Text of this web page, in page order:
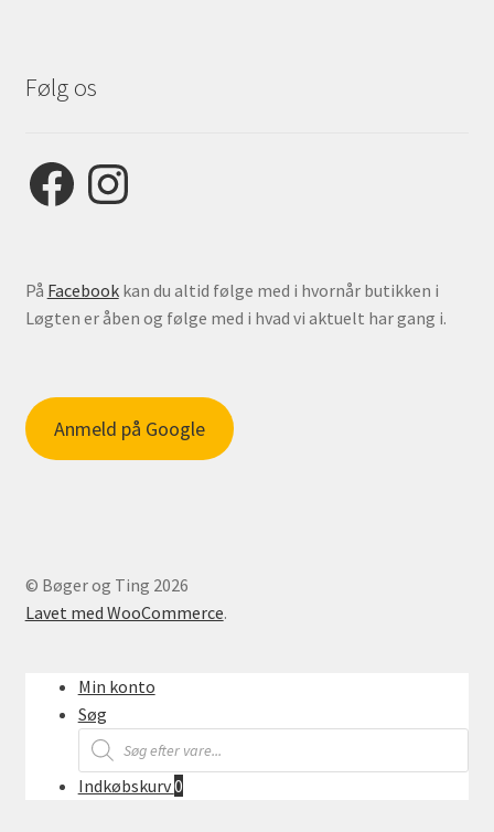
Følg os
FacebookInstagram
På Facebookkan du altid følge med i hvornår butikken i
Løgten er åben og følge med i hvad vi aktuelt har gang i.
Anmeld på Google
© Bøger og Ting 2026
Lavet med WooCommerce.
Min konto
Søg
Products
search
Indkøbskurv0